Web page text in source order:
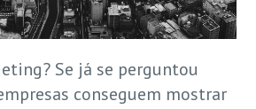
Se já se perguntou
conseguem mostrar